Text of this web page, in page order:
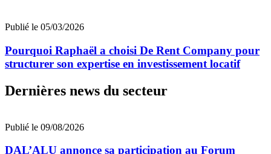
Publié le 05/03/2026
Pourquoi Raphaël a choisi De Rent Company pour
structurer son expertise en investissement locatif
Dernières news du secteur
Publié le 09/08/2026
DAL’ALU annonce sa participation au Forum